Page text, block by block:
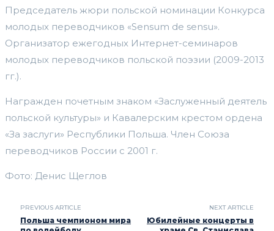
Председатель жюри польской номинации Конкурса
молодых переводчиков «Sensum de sensu».
Организатор ежегодных Интернет-семинаров
молодых переводчиков польской поэзии (2009-2013
гг.).
Награжден почетным знаком «Заслуженный деятель
польской культуры» и Кавалерским крестом ордена
«За заслуги» Республики Польша. Член Союза
переводчиков России с 2001 г.
Фото: Денис Щеглов
PREVIOUS ARTICLE
Польша чемпионом мира
NEXT ARTICLE
Юбилейные концерты в